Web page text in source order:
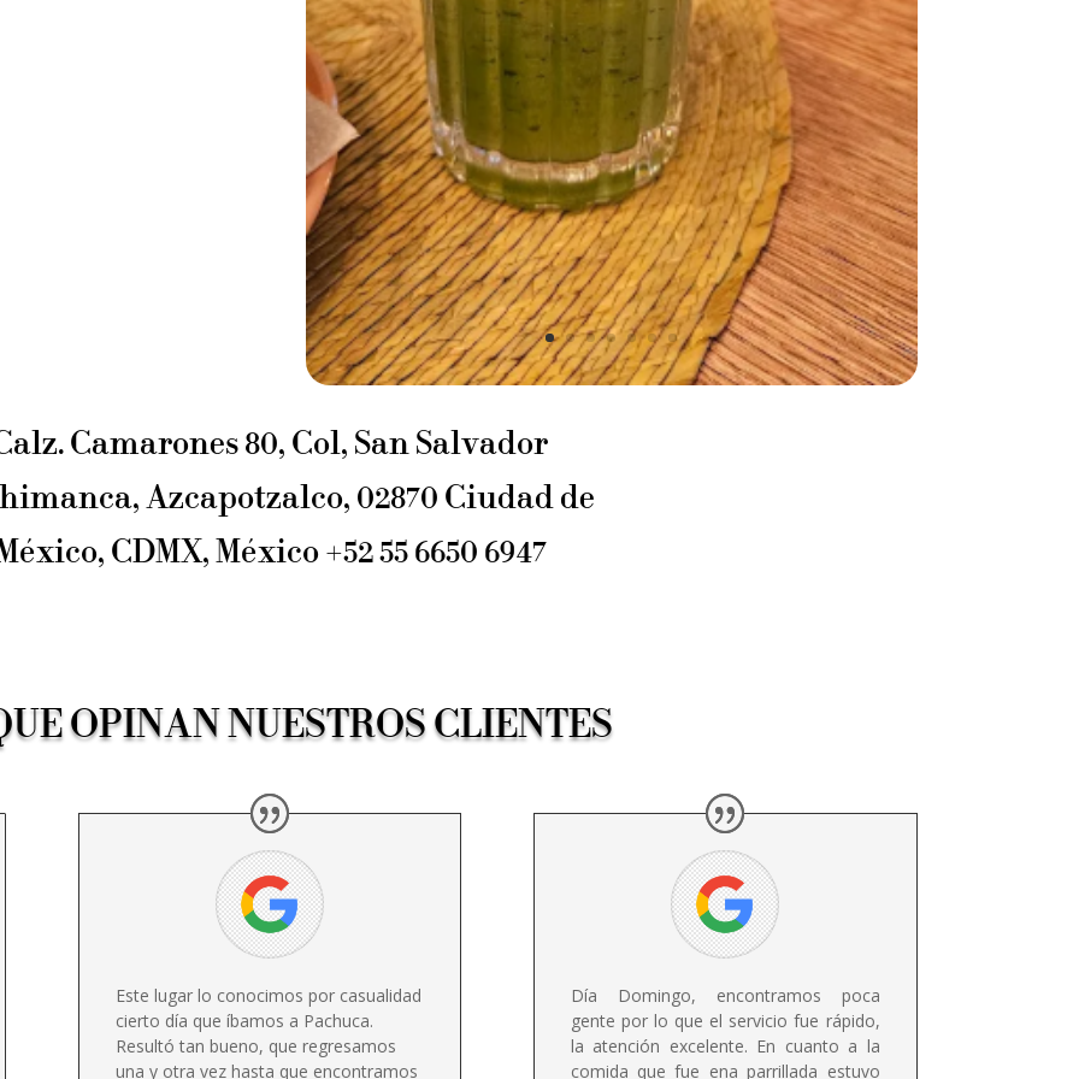
Camarones 80, Col, San Salvador
Azcapotzalco, 02870 Ciudad de
CDMX, México +52 55 6650 6947
OPINAN NUESTROS CLIENTES
Este lugar lo conocimos por casualidad
cierto día que íbamos a Pachuca.
Resultó tan bueno, que regresamos
una y otra vez hasta que encontramos
Día Domingo, encontramos poca
gente por lo que el servicio fue rápido,
la atención excelente. En cuanto a la
comida que fue ena parrillada estuvo